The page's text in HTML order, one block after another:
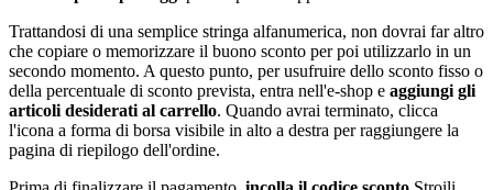
Trattandosi di una semplice stringa alfanumerica, non dovrai far altro
che copiare o memorizzare il buono sconto per poi utilizzarlo in un
secondo momento. A questo punto, per usufruire dello sconto fisso o
della percentuale di sconto prevista, entra nell'e-shop e aggiungi gli
articoli desiderati al carrello. Quando avrai terminato, clicca
l'icona a forma di borsa visibile in alto a destra per raggiungere la
pagina di riepilogo dell'ordine.